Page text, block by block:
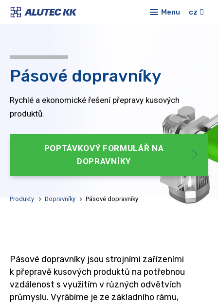
Menu cz
Pásové dopravníky
Rychlé a ekonomické řešení přepravy kusových
produktů.
POPTÁVKOVÝ FORMULÁŘ NA
DOPRAVNÍKY
Produkty Dopravníky Pásové dopravníky
Pásové dopravníky jsou strojními zařízeními
k přepravě kusových produktů na potřebnou
vzdálenost s využitím v různých odvětvích
průmyslu. Vyrábíme je ze základního rámu,